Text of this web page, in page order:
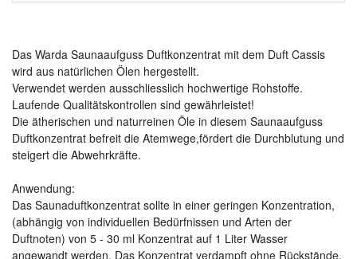
Das Warda Saunaaufguss Duftkonzentrat mit dem Duft Cassis
wird aus natürlichen Ölen hergestellt.
Verwendet werden ausschliesslich hochwertige Rohstoffe.
Laufende Qualitätskontrollen sind gewährleistet!
Die ätherischen und naturreinen Öle in diesem Saunaaufguss
Duftkonzentrat befreit die Atemwege,fördert die Durchblutung und
steigert die Abwehrkräfte.
Anwendung:
Das Saunaduftkonzentrat sollte in einer geringen Konzentration,
(abhängig von individuellen Bedürfnissen und Arten der
Duftnoten) von 5 - 30 ml Konzentrat auf 1 Liter Wasser
angewandt werden. Das Konzentrat verdampft ohne Rückstände.